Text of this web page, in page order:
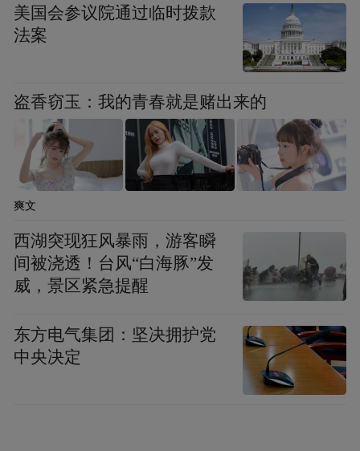
美国会参议院通过临时拨款
法案
盗香窃玉：我的青春就是赌出来的
爽文
西湖突现狂风暴雨，游客瞬
间被浇透！台风“白海豚”发
威，景区紧急提醒
东方电气集团：坚决拥护党
中央决定